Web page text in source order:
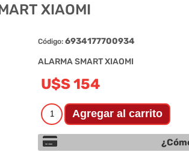
XIAOMI
Código: 6934177700934
ALARMA SMART XIAOMI
U$S 154